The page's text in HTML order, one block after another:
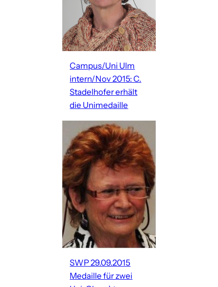
Campus/Uni Ulm
intern/Nov 2015: C.
Stadelhofer erhält
die Unimedaille
SWP 29.09.2015
Medaille für zwei